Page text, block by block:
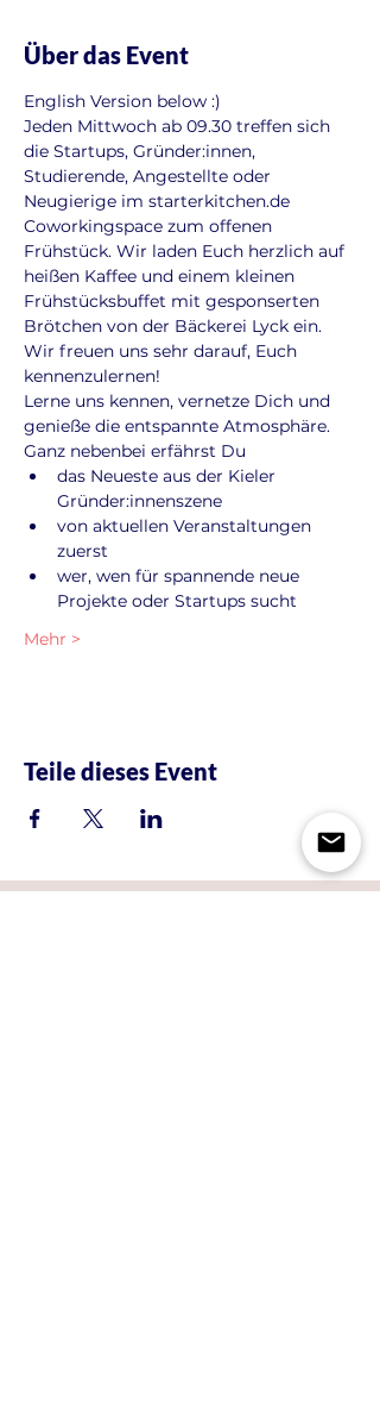
Über das Event
English Version below :)
Jeden Mittwoch ab 09.30 treffen sich
die Startups, Gründer:innen,
Studierende, Angestellte oder
Neugierige im starterkitchen.de
Coworkingspace zum offenen
Frühstück. Wir laden Euch herzlich auf
heißen Kaffee und einem kleinen
Frühstücksbuffet mit gesponserten
Brötchen von der Bäckerei Lyck ein.
Wir freuen uns sehr darauf, Euch
kennenzulernen!
Lerne uns kennen, vernetze Dich und
genieße die entspannte Atmosphäre.
Ganz nebenbei erfährst Du
das Neueste aus der Kieler
Gründer:innenszene
von aktuellen Veranstaltungen
zuerst
wer, wen für spannende neue
Projekte oder Startups sucht
Mehr >
Teile dieses Event